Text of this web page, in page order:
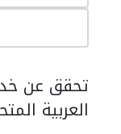
تحقق عن
العربية